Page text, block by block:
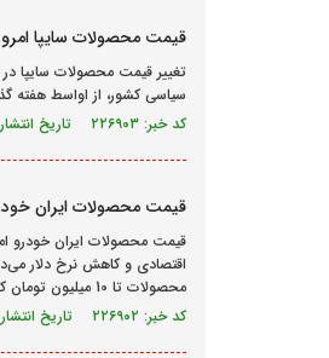
قیمت محصولات سایپا امروز ۱۷ اردیبهشت ۱۴۰۴ +
سیاسی کشور، از اواسط هفته
کد خبر: ۲۲۶۹۰۳ تاریخ انتشار : ۱۴۰۴/۰۲/۱۷
قیمت محصولات ایران خودرو امروز ۱۷
اقتصادی و کاهش نرخ دلار
محصولات تا 10 میلیون تومان کاهش یافته است.
کد خبر: ۲۲۶۹۰۲ تاریخ انتشار : ۱۴۰۴/۰۲/۱۷